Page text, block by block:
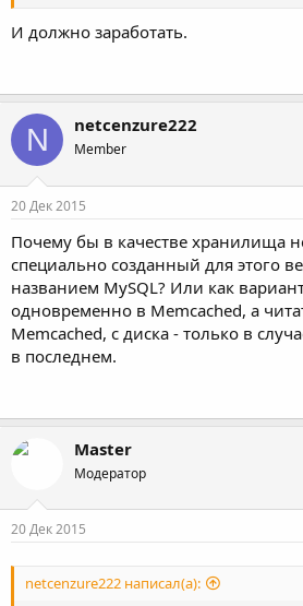
И должно заработать.
N netcenzure222
Member
20 Дек 2015
Почему бы в качестве хранилища
специально созданный для этого
названием MySQL? Или как
одновременно в Memcached, а
Memcached, с диска - только в
в последнем.
Master
Модератор
20 Дек 2015
netcenzure222 написал(а):